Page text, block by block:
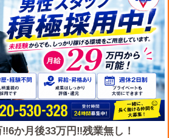
か月後33万円‼残業無し！